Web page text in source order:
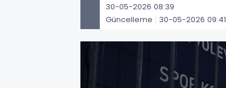
30-05-2026 08:39
Güncelleme : 30-05-2026 09:41